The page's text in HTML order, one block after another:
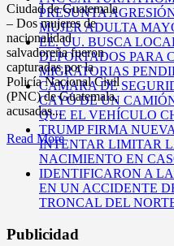
Ciudad de Guatemala
– Dos mujeres de
nacionalidad
salvadoreña fueron
capturadas por la
Policía Nacional Civil
(PNC) de Guatemala,
acusadas...
Read More
PRESUNTA
MUJER ADULTA
EE. UU. BUSCA
DEPORTADOS PARA
MIGRATORIAS
CÁMARA DE
CAYÓ DE UN
QUE EL VEHÍCULO
TRUMP FIRMA
INTENTAR LIMITAR
NACIMIENTO EN
IDENTIFICARON A
EN UN ACCIDENTE
TRONCAL DEL
Publicidad